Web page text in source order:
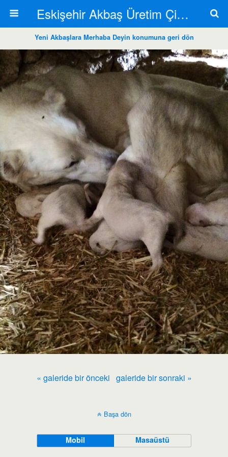
Eskişehir Akbaş Üretim Çiftliği
Yeni Akbaşlara Merhaba Deyin konumuna geri dön
« galeride bir önceki galeride bir sonraki »
Başa dön
Mobil Masaüstü